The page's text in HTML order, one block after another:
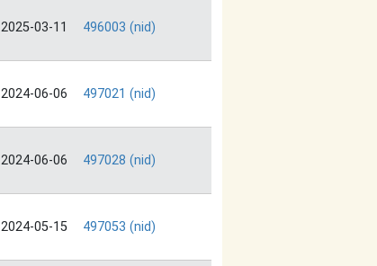
2025-03-11 496003 (nid)
2024-06-06 497021 (nid)
2024-06-06 497028 (nid)
2024-05-15 497053 (nid)